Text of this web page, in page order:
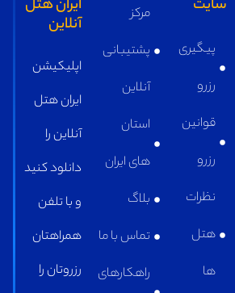
مرکز
پشتیبانی
آنلاین
استان
های ایران
بلاگ
تماس با ما
راهکارهای
ایران هتل
آنلاین
ایران هتل
آنلاین را
دانلود کنید
و با تلفن
همراهتان
رزروتان را
تلفن پشتیبانی:
کد پستی: